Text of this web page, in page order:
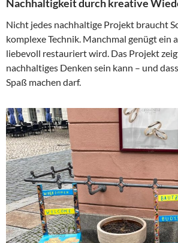
Nachhaltigkeit durch kreative
Nicht jedes nachhaltige Projekt braucht
komplexe Technik. Manchmal genügt ein
liebevoll restauriert wird. Das Projekt
nachhaltiges Denken sein kann – und
Spaß machen darf.